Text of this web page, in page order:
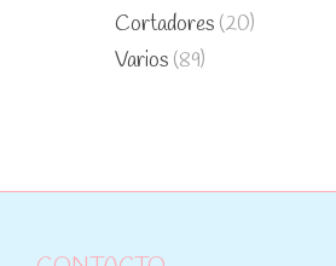
Cortadores (20)
Varios (89)